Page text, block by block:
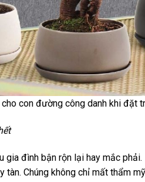
con đường công danh khi đặt
gia đình bận rộn lại hay mắc
Chúng không chỉ mất thẩm